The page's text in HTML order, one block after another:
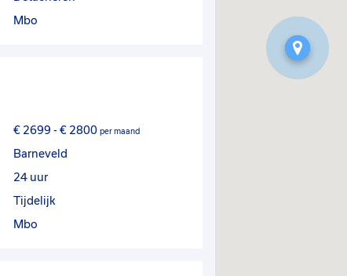
Mbo
€ 2699 - € 2800 per maand
Barneveld
24 uur
Tijdelijk
Mbo